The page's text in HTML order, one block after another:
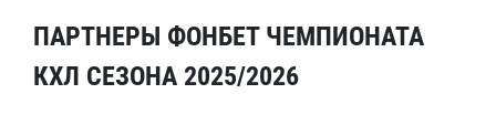
ПАРТНЕРЫ ФОНБЕТ ЧЕМПИОНАТА
КХЛ СЕЗОНА 2025/2026